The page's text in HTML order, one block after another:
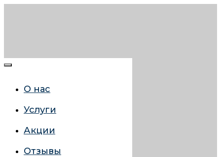
О нас
Услуги
Акции
Отзывы